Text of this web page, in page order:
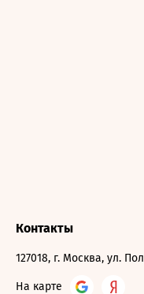
Контакты
127018, г. Москва, ул.
На карте